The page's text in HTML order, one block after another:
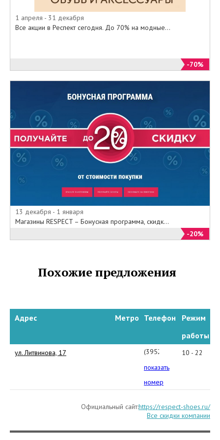
1 апреля - 31 декабря
Все акции в Респект сегодня. До 70% на модные...
-70%
13 декабря - 1 января
Магазины RESPECT – Бонусная программа, скидк...
-20%
Похожие предложения
Адрес Метро Телефон
Режим
работы
ул. Литвинова, 17
(3952)
72-
23-
показать
номер
10 - 22
Официальный сайт:https://respect-shoes.ru/
Все скидки компании